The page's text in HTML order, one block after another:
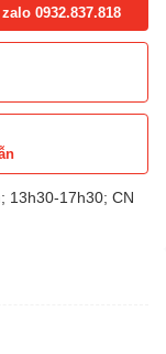
0932.837.818
13h30-17h30; CN